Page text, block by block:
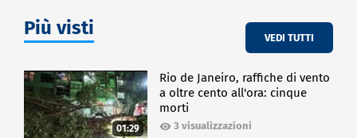
Più visti VEDI TUTTI
01:29
Rio de Janeiro, raffiche di vento
a oltre cento all'ora: cinque
morti
3 visualizzazioni